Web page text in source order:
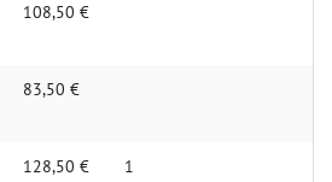
108,50 €
83,50 €
128,50 € 1